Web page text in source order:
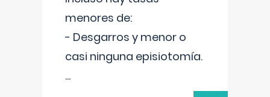
menores de:
- Desgarros y menor o
casi ninguna episiotomía.
...